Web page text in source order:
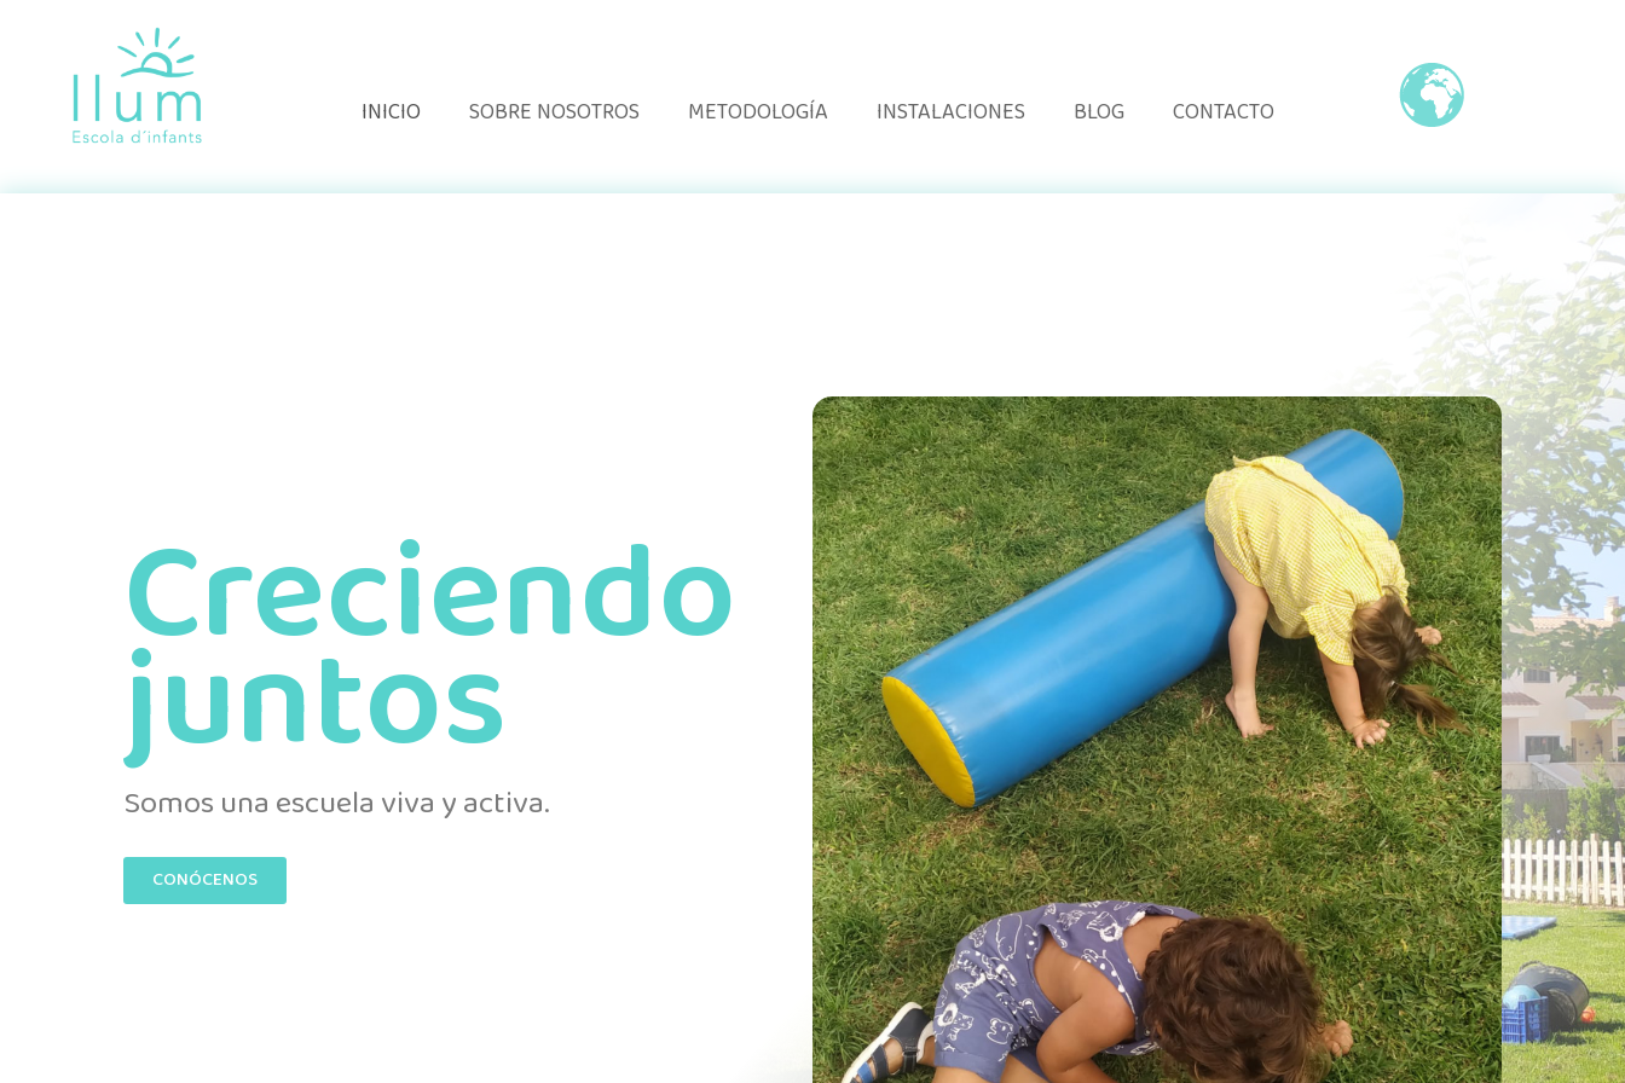
INICIO SOBRE NOSOTROS METODOLOGÍA INSTALACIONES BLOG CONTACTO
Creciendo
juntos
Somos una escuela viva y activa.
CONÓCENOS